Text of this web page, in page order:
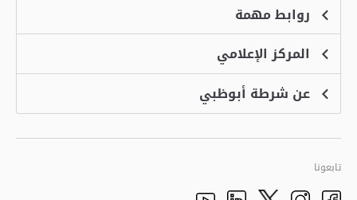
روابط مهمة
الشكاوى
منصة التوظيف الذكية
الاسئلة الشائعة
خدمة أمان
المركز الإعلامي
الأخبارعن شرطة أبوظبي
الرؤية والرسالة والقيم
تاريخ شرطة أبوظبي
adpolice centers locations
تابعونا